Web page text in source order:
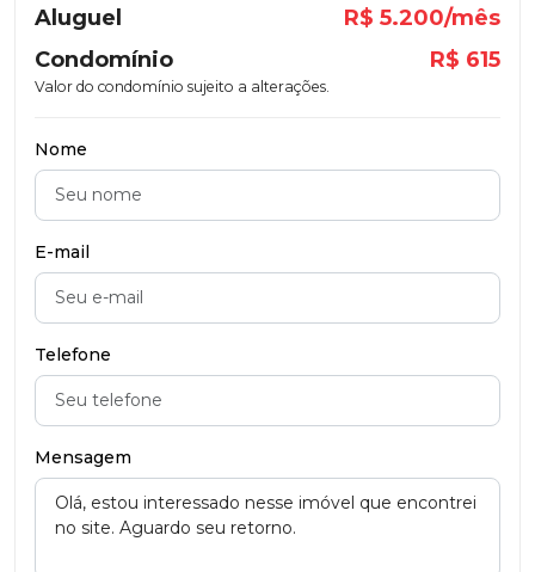
Aluguel
R$ 5.200/mês
Condomínio
R$ 615
Valor do condomínio sujeito a alterações.
Nome
E-mail
Telefone
Mensagem